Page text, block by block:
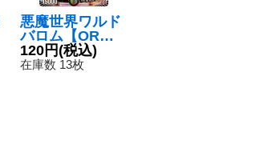
悪魔世界ワルド
バロム【OR】
{24RP4OR1/OR
1}《多》
120円(税込)
在庫数 13枚